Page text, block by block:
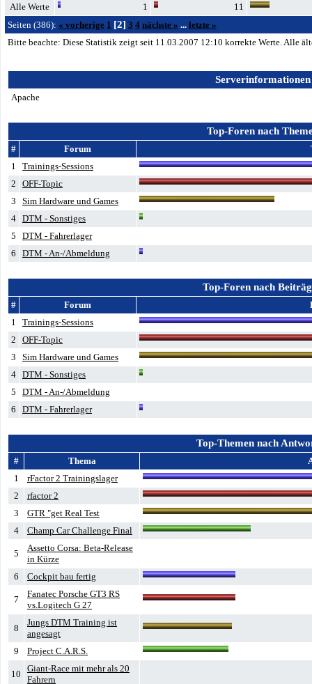
Alle Werte
1
11
Seiten (386): « vorherige 1 [2] 3 4 nächste » ... letzte »
Bitte beachte: Diese Statistik zeigt seit 11.03.2007 12:10 korrekte Werte. Alle
Serverinformationen
Apache
Top-Foren nach
# Forum
1
Trainings-Sessions
2
OFF-Topic
3
Sim Hardware und Games
4 DTM - Sonstiges
5
DTM - Fahrerlager
6
DTM - An-/Abmeldung
Top-Foren nach
# Forum
1
Trainings-Sessions
2
OFF-Topic
3
Sim Hardware und Games
4 DTM - Sonstiges
5
DTM - An-/Abmeldung
6
DTM - Fahrerlager
Top-Themen nach
# Thema
1
rFactor 2 Trainingslager
2
rfactor 2
3
GTR "get Real Test
4
Champ Car Challenge Final
5
Assetto Corsa: Beta-Release
in Kürze
6
Cockpit bau fertig
7
Fanatec Porsche GT3 RS
vs.Logitech G 27
8
Jungs DTM Training ist
angesagt
9
Project C.A.R.S.
10
Giant-Race mit mehr als 20
Fahrern